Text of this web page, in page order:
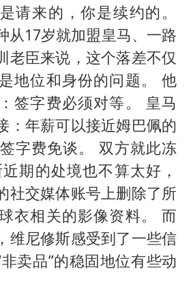
来的，你是续约的。
从17岁就加盟皇马、一路
老臣来说，这个落差不仅
地位和身份的问题。 他
签字费必须对等。 皇马
：年薪可以接近姆巴佩的
字费免谈。 双方就此冻
期的处境也不算太好，
社交媒体账号上删除了所
衣相关的影像资料。 而
维尼修斯感受到了一些信
卖品”的稳固地位有些动